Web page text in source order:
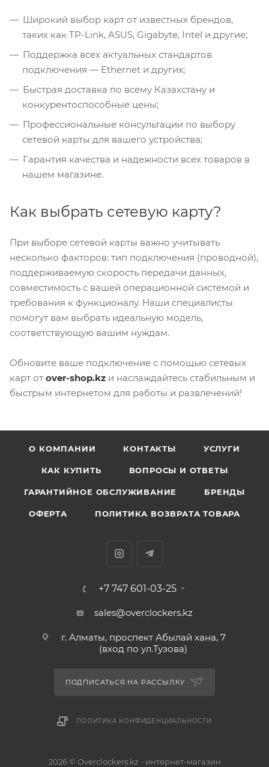
Широкий выбор карт от известных брендов,
таких как TP-Link, ASUS, Gigabyte, Intel и другие;
Поддержка всех актуальных стандартов
подключения — Ethernet и других;
Быстрая доставка по всему Казахстану и
конкурентоспособные цены;
Профессиональные консультации по выбору
сетевой карты для вашего устройства;
Гарантия качества и надежности всех товаров в
нашем магазине.
Как выбрать сетевую карту?
При выборе сетевой карты важно учитывать
несколько факторов: тип подключения (проводной),
поддерживаемую скорость передачи данных,
совместимость с вашей операционной системой и
требования к функционалу. Наши специалисты
помогут вам выбрать идеальную модель,
соответствующую вашим нуждам.
Обновите ваше подключение с помощью сетевых
карт от over-shop.kz и наслаждайтесь стабильным и
быстрым интернетом для работы и развлечений!
О КОМПАНИИ КОНТАКТЫ УСЛУГИ
КАК КУПИТЬ ВОПРОСЫ И ОТВЕТЫ
ГАРАНТИЙНОЕ ОБСЛУЖИВАНИЕ БРЕНДЫ
ОФЕРТА ПОЛИТИКА ВОЗВРАТА ТОВАРА
+7 747 601-03-25
sales@overclockers.kz
г. Алматы, проспект Абылай хана, 7
(вход по ул.Тузова)
ПОДПИСАТЬСЯ НА РАССЫЛКУ
ПОЛИТИКА КОНФИДЕНЦИАЛЬНОСТИ
2026 © Overclockers.kz - интернет-магазин